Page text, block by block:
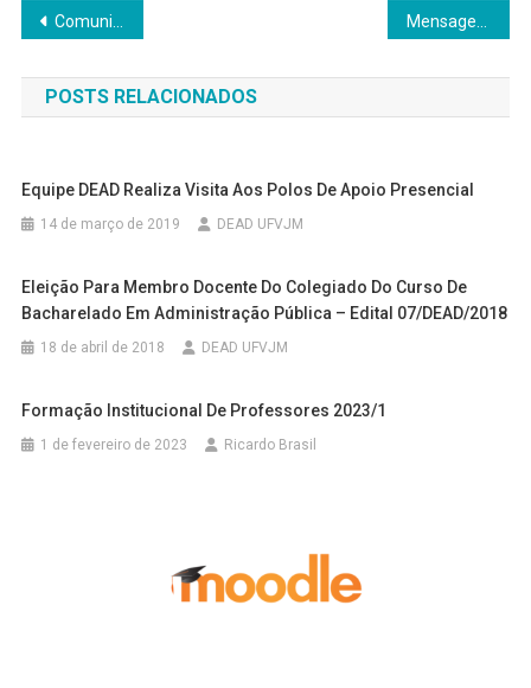
Navegação
de
Post
Comunicado sobre as aulas inaugurais para as graduações
POSTS RELACIONADOS
Equipe DEAD Realiza Visita Aos Polos De Apoio Presencial
14 de março de 2019 DEAD UFVJM
Eleição Para Membro Docente Do Colegiado Do Curso De
Bacharelado Em Administração Pública – Edital 07/DEAD/2018
18 de abril de 2018 DEAD UFVJM
Formação Institucional De Professores 2023/1
1 de fevereiro de 2023 Ricardo Brasil